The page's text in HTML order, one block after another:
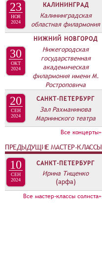
23
НОЯ
2024
КАЛИНИНГРАД
Калининградская
областная филармония
30
ОКТ
2024
НИЖНИЙ НОВГОРОД
Нижегородская
государственная
академическая
филармония имени М.
Ростроповича
20
СЕН
2024
САНКТ-ПЕТЕРБУРГ
Зал Рахманинова
Мариинского театра
Все концерты»
ПРЕДЫДУЩИЕ МАСТЕР-КЛАССЫ
10
СЕН
2024
САНКТ-ПЕТЕРБУРГ
Ирина Тищенко
(арфа)
Все мастер-классы солиста»